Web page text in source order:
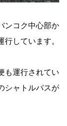
ンコク中心部か
しています。
も運行されてい
シャトルバスが